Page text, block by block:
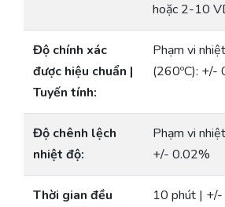
hoặc 2-10
Độ chính xác
được hiệu chuẩn |
Tuyến tính:
Phạm vi
(260ºC): +/-
Độ chênh lệch
nhiệt độ:
Phạm vi
+/- 0.02%
Thời gian đều
10 phút |